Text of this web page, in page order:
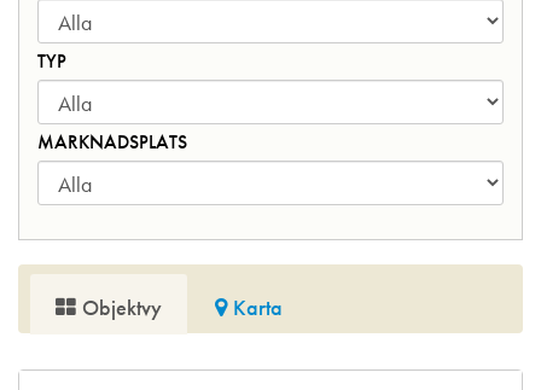
TYP
MARKNADSPLATS
Objektvy Karta